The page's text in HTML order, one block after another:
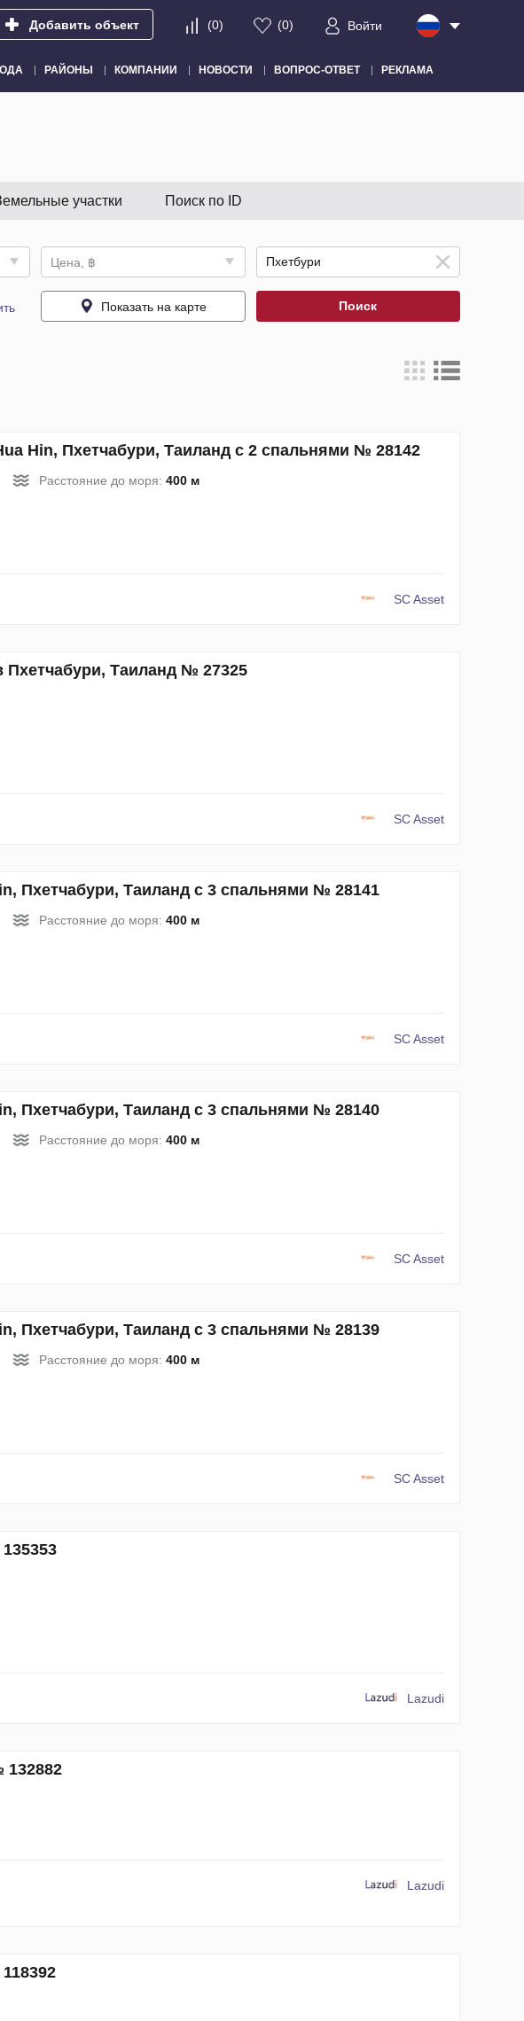
Добавить объект (0) (0) Войти
РАЙОНЫ КОМПАНИИ НОВОСТИ ВОПРОС-ОТВЕТ РЕКЛАМА
участки Поиск по ID
Цена, ฿
Показать на карте Поиск
Hin, Пхетчабури, Таиланд с 2 спальнями № 28142
Расстояние до моря: 400 м
SC Asset
Пхетчабури, Таиланд № 27325
SC Asset
Пхетчабури, Таиланд с 3 спальнями № 28141
Расстояние до моря: 400 м
SC Asset
Пхетчабури, Таиланд с 3 спальнями № 28140
Расстояние до моря: 400 м
SC Asset
Пхетчабури, Таиланд с 3 спальнями № 28139
Расстояние до моря: 400 м
SC Asset
Lazudi
Lazudi